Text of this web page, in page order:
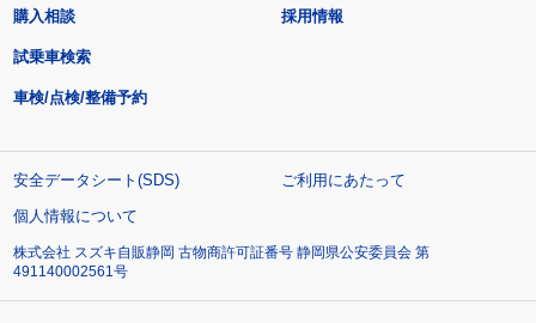
購入相談
試乗車検索
車検/点検/整備予約
採用情報
安全データシート(SDS)
ご利用にあたって
個人情報について
株式会社 スズキ自販静岡 古物商許可証番号 静岡県公安委員会 第
491140002561号